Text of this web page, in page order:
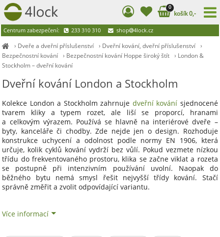
› Dveře a dveřní příslušenství › Dveřní kování, dveřní příslušenství ›
Bezpečnostní kování › Bezpečnostní kování Hoppe široký štít › London &
Stockholm – dveřní kování
Dveřní kování London a Stockholm
Kolekce London a Stockholm zahrnuje dveřní kování sjednocené
tvarem kliky a typem rozet, ale liší se proporcí, hranami
a celkovým výrazem. Používá se hlavně na interiérové dveře –
byty, kanceláře či chodby. Zde nejde jen o design. Rozhoduje
konstrukce uchycení a odolnost podle normy EN 1906, která
určuje, kolik cyklů kování vydrží bez vůlí. Pokud vezmete nízkou
třídu do frekventovaného prostoru, klika se začne viklat a rozeta
se postupně při intenzivním používání uvolní. Naopak do
běžného bytu nemá smysl řešit nejvyšší třídy kování. Stačí
správně změřit a zvolit odpovídající variantu.
Více informací
0
košík 0,-
Centrum zabezpečení: 233 310 310 shop 4lock.cz